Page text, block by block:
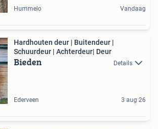
Hummelo Vandaag
Hardhouten deur | Buitendeur |
Schuurdeur | Achterdeur| Deur
Bieden Details
Ederveen 3 aug 26